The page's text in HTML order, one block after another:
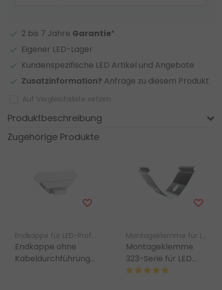
2 bis 7 Jahre Garantie*
Eigener LED-Lager
Kundenspezifische LED Artikel und Angebote
Zusatzinformation? Anfrage zu diesem Produkt
Auf Vergleichsliste setzen
Produktbeschreibung
Zugehörige Produkte
Endkappe für LED-Profil – Luksus
Endkappe ohne
Kabeldurchführung
Montageklemme für LED-Profile – LED gigant
Montageklemme
323-Serie für LED
Streifen – 323ALU,